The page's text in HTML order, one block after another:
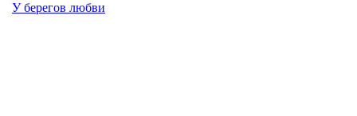
У берегов любви